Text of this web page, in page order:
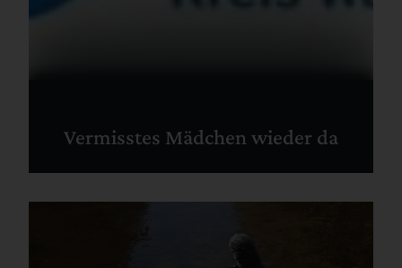
Vermisstes Mädchen wieder da